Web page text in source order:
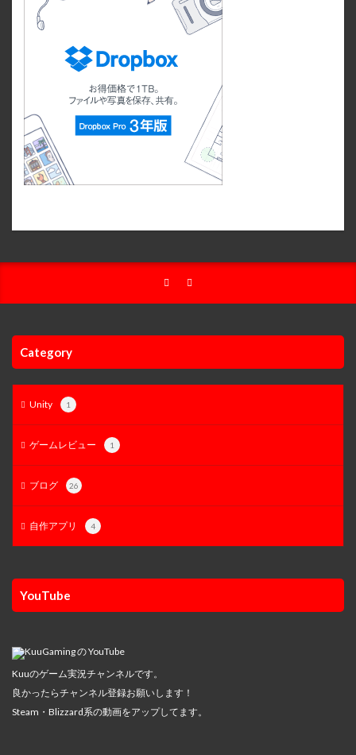
Category
Unity 1
ゲームレビュー 1
ブログ 26
自作アプリ 4
YouTube
Kuuのゲーム実況チャンネルです。
良かったらチャンネル登録お願いします！
Steam・Blizzard系の動画をアップしてます。